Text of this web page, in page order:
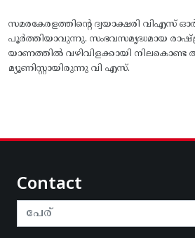
സമരകേരളത്തിൻ്റെ ദ്വയാക്ഷരി വിഎസ്
പൂർത്തിയാവുന്നു. സംഭവസമൃദ്ധമായ
യാണത്തിൽ വഴിവിളക്കായി
മ്യൂണിസ്റ്റായിരുന്നു വി എസ്.
Contact